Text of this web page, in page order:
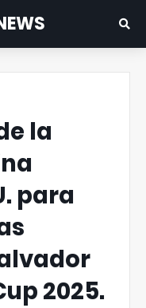
la
para
2025.